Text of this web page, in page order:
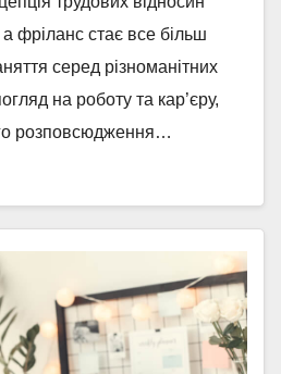
фріланс стає все більш
серед різноманітних
на роботу та кар’єру,
розповсюдження…